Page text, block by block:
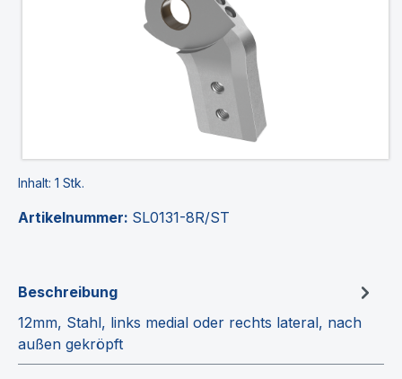
Inhalt: 1 Stk.
Artikelnummer: SL0131-8R/ST
Beschreibung
12mm, Stahl, links medial oder rechts lateral, nach
außen gekröpft